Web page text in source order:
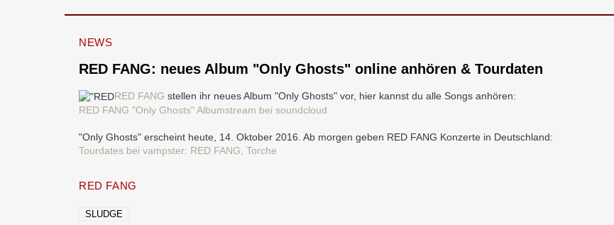
NEWS
RED FANG: neues Album "Only Ghosts" online anhören & Tourdaten
RED FANG stellen ihr neues Album "Only Ghosts" vor, hier kannst du alle Songs anhören:
RED FANG "Only Ghosts" Albumstream bei soundcloud
"Only Ghosts" erscheint heute, 14. Oktober 2016. Ab morgen geben RED FANG Konzerte in Deutschland:
Tourdates bei vampster: RED FANG, Torche
RED FANG
SLUDGE